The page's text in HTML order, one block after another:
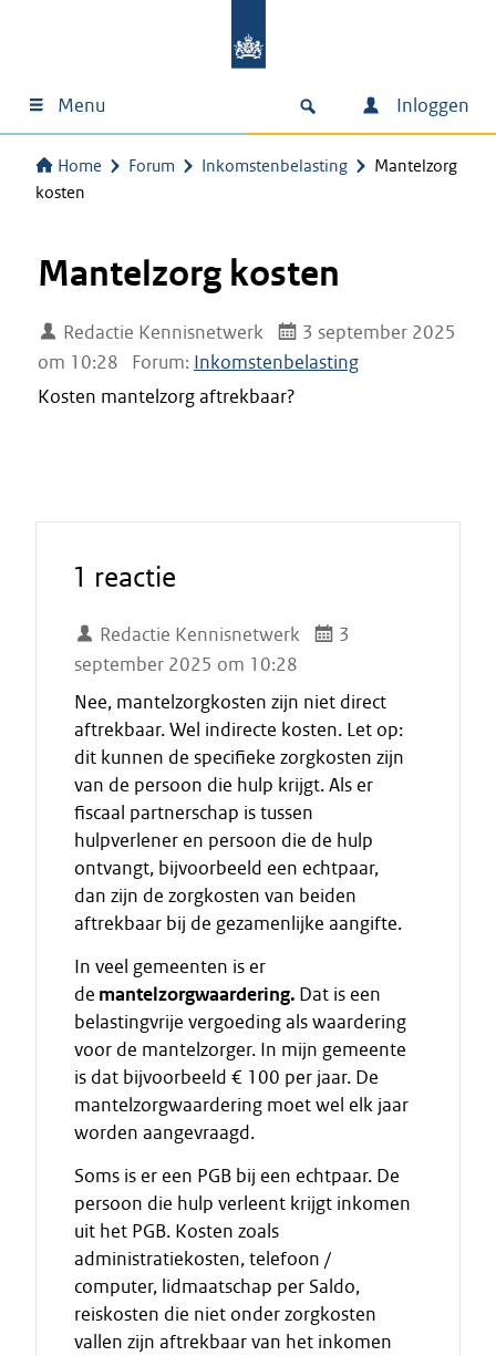
Menu Inloggen
Home Forum Inkomstenbelasting
Mantelzorg
kosten
Mantelzorg kosten
Redactie Kennisnetwerk
3 september 2025
om 10:28
Forum: Inkomstenbelasting
Kosten mantelzorg aftrekbaar?
1 reactie
Redactie Kennisnetwerk
3
september 2025 om 10:28
Nee, mantelzorgkosten zijn niet direct
aftrekbaar. Wel indirecte kosten. Let op:
dit kunnen de specifieke zorgkosten zijn
van de persoon die hulp krijgt. Als er
fiscaal partnerschap is tussen
hulpverlener en persoon die de hulp
ontvangt, bijvoorbeeld een echtpaar,
dan zijn de zorgkosten van beiden
aftrekbaar bij de gezamenlijke aangifte.
In veel gemeenten is er
de mantelzorgwaardering. Dat is een
belastingvrije vergoeding als waardering
voor de mantelzorger. In mijn gemeente
is dat bijvoorbeeld € 100 per jaar. De
mantelzorgwaardering moet wel elk jaar
worden aangevraagd.
Soms is er een PGB bij een echtpaar. De
persoon die hulp verleent krijgt inkomen
uit het PGB. Kosten zoals
administratiekosten, telefoon /
computer, lidmaatschap per Saldo,
reiskosten die niet onder zorgkosten
vallen zijn aftrekbaar van het inkomen